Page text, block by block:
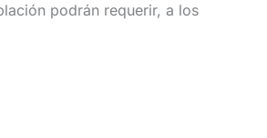
podrán requerir, a los